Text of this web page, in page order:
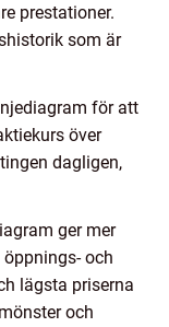
prestationer.
som är
för att
över
dagligen,
ger mer
och
lägsta priserna
och